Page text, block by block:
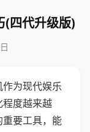
(四代升级版)
作为现代娱乐
程度越来越
要工具，能